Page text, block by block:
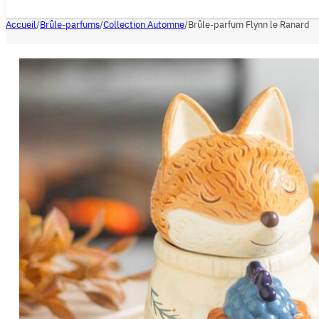
Accueil/Brûle-parfums/Collection Automne/Brûle-parfum Flynn le Ranard